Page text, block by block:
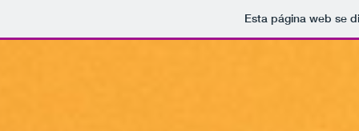
Esta página web se